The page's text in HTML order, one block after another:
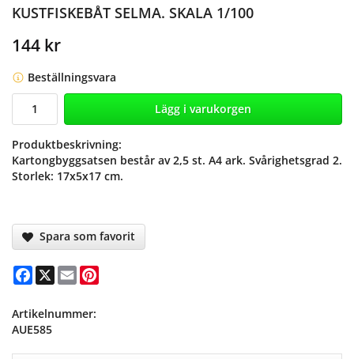
KUSTFISKEBÅT SELMA. SKALA 1/100
144 kr
Beställningsvara
Lägg i varukorgen
Produktbeskrivning:
Kartongbyggsatsen består av 2,5 st. A4 ark. Svårighetsgrad 2.
Storlek: 17x5x17 cm.
Spara som favorit
Facebook
X Email
Artikelnummer:
AUE585